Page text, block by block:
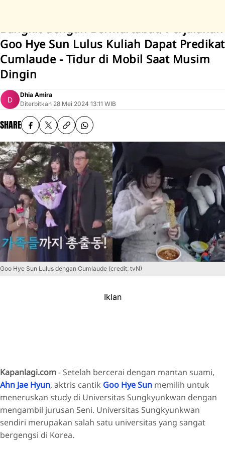
Bangkit dengan Bermartabat! Perjalanan
Goo Hye Sun Lulus Kuliah Dapat Predikat
Cumlaude - Tidur di Mobil Saat Musim
Dingin
Dhia Amira
Diterbitkan 28 Mei 2024 13:11 WIB
SHARE
Goo Hye Sun Lulus dengan Cumlaude (credit: tvN)
Iklan
Kapanlagi.com- Setelah bercerai dengan mantan suami,
Ahn Jae Hyun, aktris cantik Goo Hye Sun memilih untuk
meneruskan study di Universitas Sungkyunkwan dengan
mengambil jurusan Seni. Universitas Sungkyunkwan
sendiri merupakan salah satu universitas yang sangat
bergengsi di Korea.